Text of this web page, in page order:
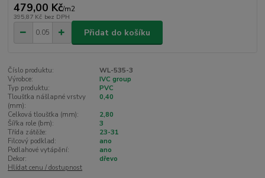
479,00 Kč/m2
395,87 Kč bez DPH
Přidat do košíku
Číslo produktu:
WL-535-3
Výrobce:
IVC group
Typ produktu:
PVC
Tloušťka nášlapné vrstvy
(mm):
0,40
Celková tloušťka (mm):
2,80
Šířka role (bm):
3
Třída zátěže:
23-31
Filcový podklad:
ano
Podlahové vytápění:
ano
Dekor:
dřevo
Hlídat cenu / dostupnost